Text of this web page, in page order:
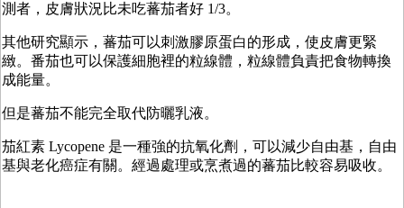
測者，皮膚狀況比未吃蕃茄者好 1/3。
其他研究顯示，蕃茄可以刺激膠原蛋白的形成，使皮膚更緊
緻。番茄也可以保護細胞裡的粒線體，粒線體負責把食物轉換
成能量。
但是蕃茄不能完全取代防曬乳液。
茄紅素 Lycopene 是一種強的抗氧化劑，可以減少自由基，自由
基與老化癌症有關。經過處理或烹煮過的蕃茄比較容易吸收。